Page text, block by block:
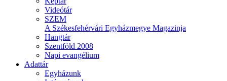
Videótár
SZEM
A Székesfehérvári Egyházmegye Magazinja
Hangtár
Szentföld 2008
Napi evangélium
Adattár
Egyházunk